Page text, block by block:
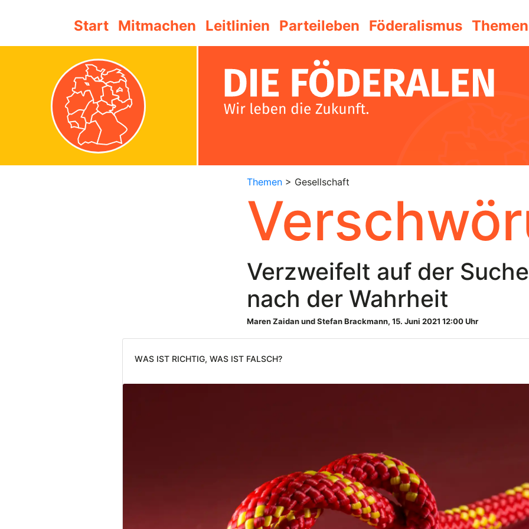
Start Mitmachen Leitlinien Parteileben Föderalismus Themen
Themen > Gesellschaft
Verzweifelt auf der Suche
nach der Wahrheit
Maren Zaidan und Stefan Brackmann, 15. Juni 2021 12:00 Uhr
Was ist richtig, was ist falsch?